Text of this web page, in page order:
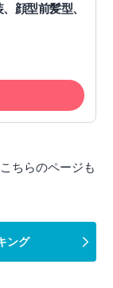
顔型前髪型、
ちらのページも
ング